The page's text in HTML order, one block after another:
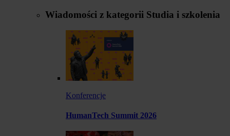
Wiadomości z kategorii Studia i szkolenia
Konferencje
HumanTech Summit 2026